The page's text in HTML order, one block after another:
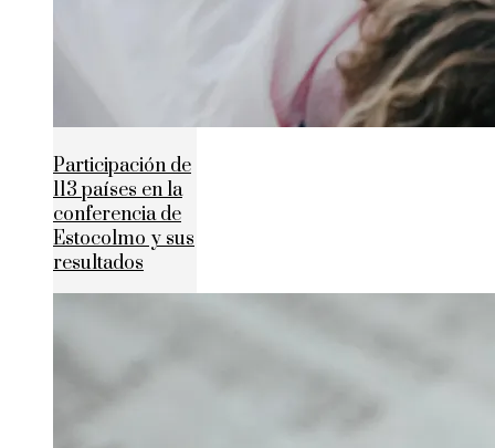
Participación de
113 países en la
conferencia de
Estocolmo y sus
resultados